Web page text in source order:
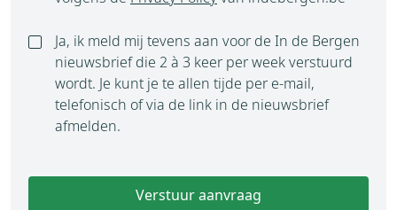
Ja, ik meld mij tevens aan voor de In de Bergen
nieuwsbrief die 2 à 3 keer per week verstuurd
wordt. Je kunt je te allen tijde per e-mail,
telefonisch of via de link in de nieuwsbrief
afmelden.
Verstuur aanvraag